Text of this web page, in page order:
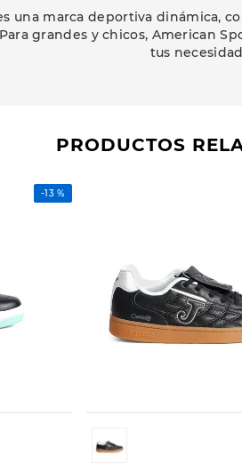
una marca deportiva dinámica,
grandes y chicos, American
tus
PRODUCTOS
-13 %